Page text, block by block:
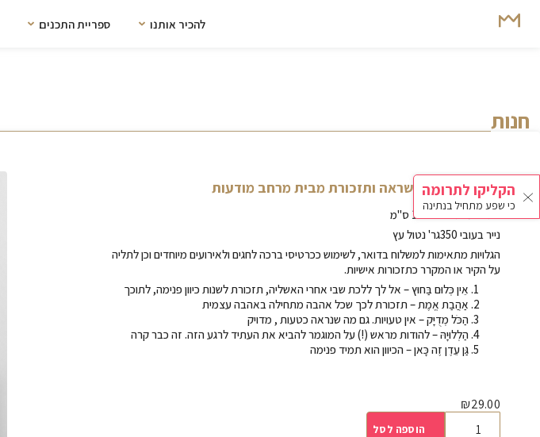
להכיר אותנו ספריית התכנים
הקליקו לתרומה
כי שפע מתחיל בנתינה
חנות
סט 5 גלויות להשראה ותזכורת מבית מרחב מודעות
5 גלויות בגודל 15*10 ס"מ
נייר בעובי 350גר' נטול עץ
הגלויות מתאימות למשלוח בדואר, לשימוש ככרטיסי ברכה לחגים ולאירועים מיוחדים וכן לתליה
על הקיר או המקרר כתזכורות אישיות.
אֵין כְּלוּם בַּחוּץ – אל לך ללכת שבי אחרי האשליה, תזכורת לשנות כיוון פנימה, לתוכך
אַהֲבַת אֱמֶת – תזכורת לכך שכל אהבה מתחילה באהבה עצמית
הַכֹּל מְדֻיָּק – אין טעויות. גם מה שנראה כטעות , מדויק
הַלְלוּיָהּ – להודות מראש (!) על המוגמר להביא את העתיד לרגע הזה. זה כבר קרה
גַּן עֵדֶן זֶה כָּאן – הכיוון הוא תמיד פנימה
₪29.00
הוספה לסל